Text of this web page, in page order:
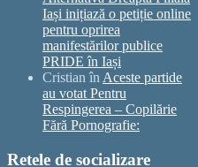
Iași inițiază o petiție online
pentru oprirea
manifestărilor publice
PRIDE în Iași
Cristian în Aceste partide
au votat Pentru
Respingerea – Copilărie
Fără Pornografie:
Retele de socializare